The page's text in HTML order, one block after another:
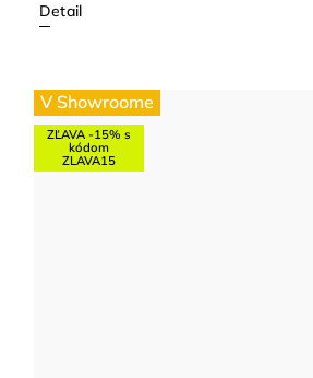
Detail
V Showroome
ZĽAVA -15% s
kódom
ZLAVA15